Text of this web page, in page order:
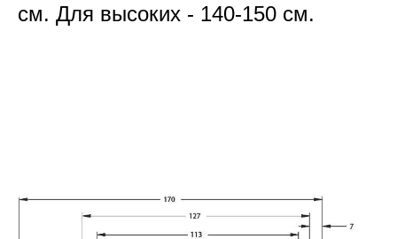
см. Для высоких - 140-150 см.